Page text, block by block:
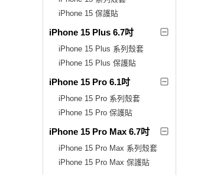
iPhone 15 保護貼
iPhone 15 Plus 6.7吋
iPhone 15 Plus 系列殼套
iPhone 15 Plus 保護貼
iPhone 15 Pro 6.1吋
iPhone 15 Pro 系列殼套
iPhone 15 Pro 保護貼
iPhone 15 Pro Max 6.7吋
iPhone 15 Pro Max 系列殼套
iPhone 15 Pro Max 保護貼